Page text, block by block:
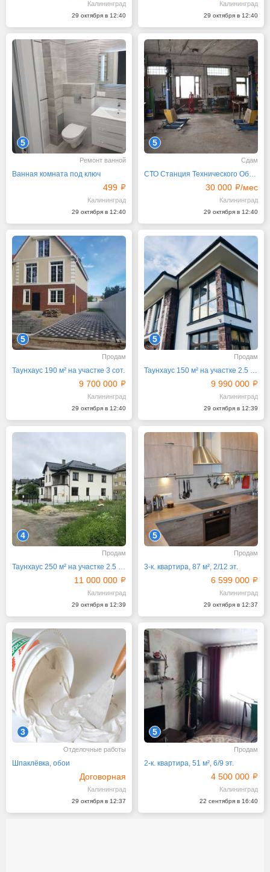
Калининград
29 октября в 12:40
Калининград
29 октября в 12:40
5
Ремонт ванной
Ванная комната под ключ
499
Калининград
29 октября в 12:40
5
Сдам
СТО Станция Технического Обслуживания, 300 м²
30 000 /мес
Калининград
29 октября в 12:40
5
Продам
Таунхаус 190 м² на участке 3 сот.
9 700 000
Калининград
29 октября в 12:40
5
Продам
Таунхаус 150 м² на участке 2.5 сот.
9 990 000
Калининград
29 октября в 12:39
4
Продам
Таунхаус 250 м² на участке 2.5 сот.
11 000 000
Калининград
29 октября в 12:39
5
Продам
3-к. квартира, 87 м², 2/12 эт.
6 599 000
Калининград
29 октября в 12:37
3
Отделочные работы
Шпаклёвка, обои
Договорная
Калининград
29 октября в 12:37
5
Продам
2-к. квартира, 51 м², 6/9 эт.
4 500 000
Калининград
22 сентября в 16:40